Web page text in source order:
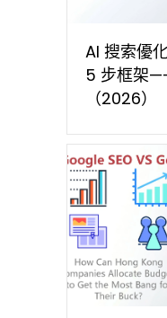
AI 搜索優
5 步框架
（2026）